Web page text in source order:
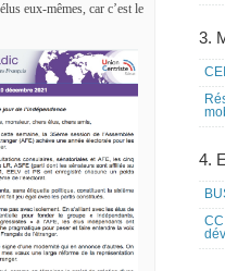
eux-mêmes, car c’est le
3.
4.